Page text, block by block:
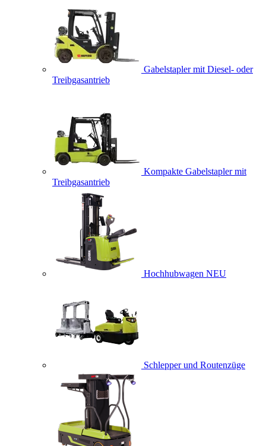
Gabelstapler mit Diesel- oder
Treibgasantrieb
Kompakte Gabelstapler mit
Treibgasantrieb
Hochhubwagen NEU
Schlepper und Routenzüge